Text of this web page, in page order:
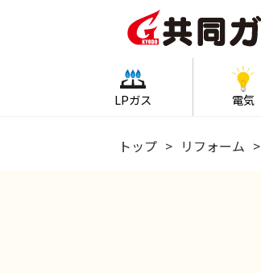
LPガス 電気
トップ リフォーム